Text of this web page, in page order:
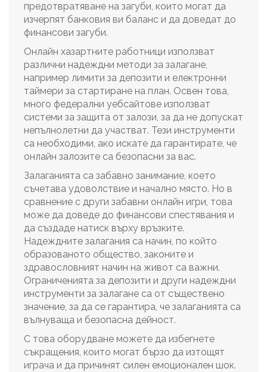
предотвратяване на загуби, които могат да
изчерпят банковия ви баланс и да доведат до
финансови загуби.
Онлайн хазартните работници използват
различни надеждни методи за залагане,
например лимити за депозити и електронни
таймери за стартиране на план. Освен това,
много федерални уебсайтове използват
системи за защита от залози, за да не допускат
непълнолетни да участват. Тези инструменти
са необходими, ако искате да гарантирате, че
онлайн залозите са безопасни за вас.
Залаганията са забавно занимание, което
съчетава удоволствие и начално място. Но в
сравнение с други забавни онлайн игри, това
може да доведе до финансови спестявания и
да създаде натиск върху връзките.
Надеждните залагания са начин, по който
образованото общество, законите и
здравословният начин на живот са важни.
Ограниченията за депозити и други надеждни
инструменти за залагане са от съществено
значение, за да се гарантира, че залаганията са
вълнуваща и безопасна дейност.
С това оборудване можете да избегнете
съкращения, които могат бързо да изтощят
играча и да причинят силен емоционален шок.